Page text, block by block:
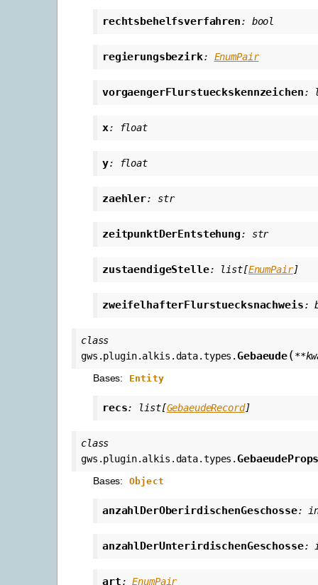
rechtsbehelfsverfahren: bool
regierungsbezirk: EnumPair
vorgaengerFlurstueckskennzeichen:
x: float
y: float
zaehler: str
zeitpunktDerEntstehung: str
zustaendigeStelle: list[EnumPair]
zweifelhafterFlurstuecksnachweis:
class
gws.plugin.alkis.data.types.Gebaeude(**
Bases:
Entity
recs: list[GebaeudeRecord]
class
gws.plugin.alkis.data.types.
Bases: Object
anzahlDerOberirdischenGeschosse:
anzahlDerUnterirdischenGeschosse:
art: EnumPair